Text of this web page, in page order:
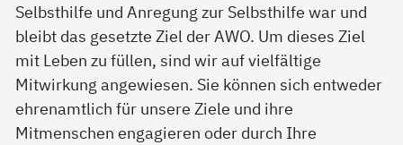
Selbsthilfe und Anregung zur Selbsthilfe war und
bleibt das gesetzte Ziel der AWO. Um dieses Ziel
mit Leben zu füllen, sind wir auf vielfältige
Mitwirkung angewiesen. Sie können sich entweder
ehrenamtlich für unsere Ziele und ihre
Mitmenschen engagieren oder durch Ihre